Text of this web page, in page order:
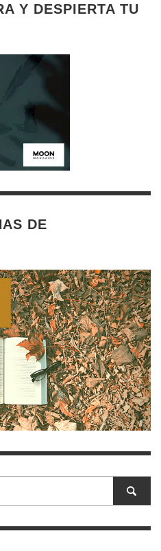
Y DESPIERTA TU
DE